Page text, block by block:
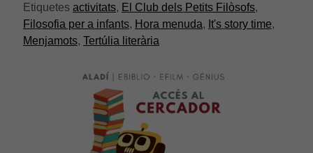
Etiquetes activitats, El Club dels Petits Filòsofs,
Filosofia per a infants, Hora menuda, It's story time,
Menjamots, Tertúlia literària
Necessàries
Aquestes
cookies no
són